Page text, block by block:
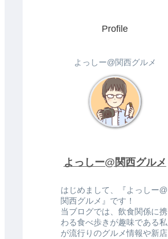
Profile
よっしー@関西グルメ
よっしー@関西グルメ
はじめまして、『よっしー@
関西グルメ』です！
当ブログでは、飲食関係に携
わる食べ歩きが趣味である私
が流行りのグルメ情報や新店